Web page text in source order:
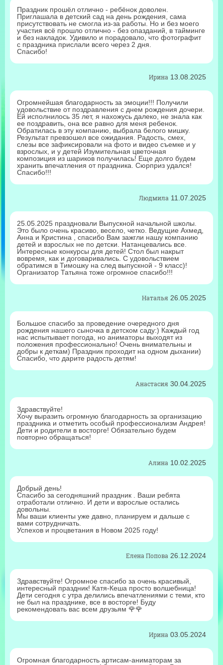
Ирина 13.08.2025
Праздник прошёл отлично - ребёнок доволен.
Приглашала в детский сад на день рождения, сама
присутствовать не смогла из-за работы. Но и без моего
участия всё прошло отлично - без опазданий, в тайминге
и без накладок. Удивило и порадовало, что фотографит
с праздника прислали всего через 2 дня.
Спасибо!
Людмила 11.07.2025
Огромнейшая благодарность за эмоции!!! Получили
удовольствие от поздравления с днем рождения дочери.
Ей исполнилось 35 лет, я нахожусь далеко, не знала как
ее поздравить, она все равно для меня ребенок.
Обратилась в эту компанию, выбрала белого мишку.
Результат превзошел все ожидания. Радость, смех,
слезы все зафиксировали на фото и видео съемке и у
взрослых, и у детей Изумительная цветочная
композиция из шариков получилась! Еще долго будем
хранить впечатления от праздника. Сюрприз удался!
Спасибо!!!
Наталья 26.05.2025
25.05.2025 праздновали Выпускной начальной школы.
Это было очень красиво, весело, четко. Ведущие Ахмед,
Анна и Кристина , спасибо Вам зажгли нашу компанию
детей и взрослых не по детски. Натанцевались все.
Интересные конкурсы для детей! Стол был накрыт
вовремя, как и договаривались. С удовольствием
обратимся в Тимошку на след выпускной - 9 класс)!
Организатор Татьяна тоже огромное спасибо!!!
Анастасия 30.04.2025
Большое спасибо за проведение очередного дня
рождения нашего сыночка в детском саду:) Каждый год
нас испытывает погода, но аниматоры выходят из
положения профессионально! Очень внимательны и
добры к деткам) Праздник проходит на одном дыхании)
Спасибо, что дарите радость детям!
Алина 10.02.2025
Здравствуйте!
Хочу выразить огромную благодарность за организацию
праздника и отметить особый профессионализм Андрея!
Дети и родители в восторге! Обязательно будем
повторно обращаться!
Елена Попова 26.12.2024
Добрый день!
Спасибо за сегодняшний праздник . Ваши ребята
отработали отлично. И дети и взрослые остались
довольны.
Мы ваши клиенты уже давно, планируем и дальше с
вами сотрудничать.
Успехов и процветания в Новом 2025 году!
Ирина 03.05.2024
Здравствуйте! Огромное спасибо за очень красивый,
интересный праздник! Катя-Кеша просто волшебница!
Дети сегодня с утра делились впечатлениями с теми, кто
не был на празднике, все в восторге! Буду
рекомендовать вас всем друзьям 🌹🌹
Огромная благодарность артисам-аниматорам за